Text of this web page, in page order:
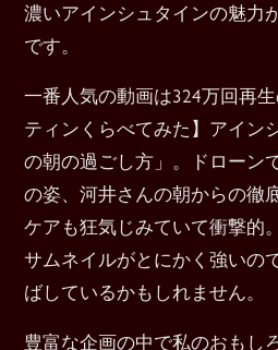
濃いアインシュタインの魅力
です。
一番人気の動画は324万回再
ティンくらべてみた】アイン
の朝の過ごし方」。ドローン
の姿、河井さんの朝からの徹
ケアも狂気じみていて衝撃的
サムネイルがとにかく強いの
ばしているかもしれません。
豊富な企画の中で私のおもし